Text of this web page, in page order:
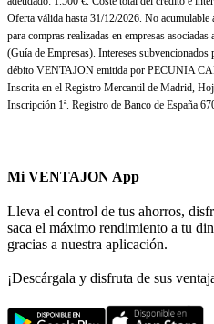
Oferta válida hasta 31/12/2026. No
para compras realizadas en empresas
(Guía de Empresas). Intereses
débito VENTAJON emitida por PECUNIA
Inscrita en el Registro Mercantil de Madrid,
Inscripción 1ª. Registro de Banco de España
Mi VENTAJON App
Lleva el control de tus ahorros,
saca el máximo rendimiento a tu
gracias a nuestra aplicación.
¡Descárgala y disfruta de sus